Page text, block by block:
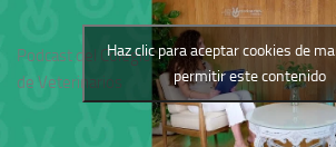
Podcast del Colegio
de Veterinarios
Haz clic para aceptar cookies de
permitir este contenido